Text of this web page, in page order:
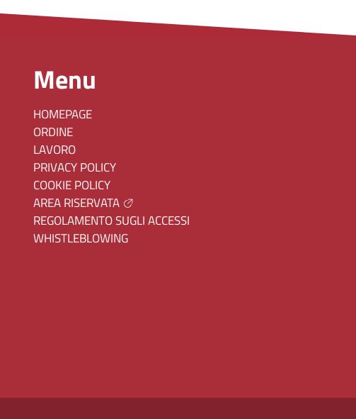
Menu
HOMEPAGE
ORDINE
LAVORO
PRIVACY POLICY
COOKIE POLICY
AREA RISERVATA
REGOLAMENTO SUGLI ACCESSI
WHISTLEBLOWING